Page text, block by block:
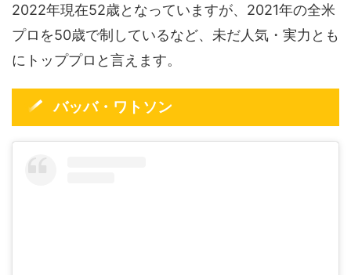
2022年現在52歳となっていますが、2021年の全米
プロを50歳で制しているなど、未だ人気・実力とも
にトッププロと言えます。
バッバ・ワトソン